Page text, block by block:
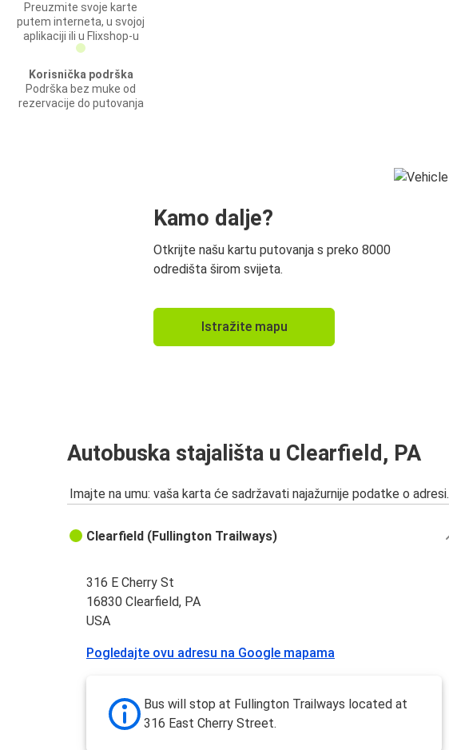
Preuzmite svoje karte
putem interneta, u svojoj
aplikaciji ili u Flixshop-u
Korisnička podrška
Podrška bez muke od
rezervacije do putovanja
Kamo dalje?
Otkrijte našu kartu putovanja s preko 8000
odredišta širom svijeta.
Istražite mapu
Autobuska stajališta u Clearfield, PA
Imajte na umu: vaša karta će sadržavati najažurnije podatke o adresi.
Clearfield (Fullington Trailways)
316 E Cherry St
16830 Clearfield, PA
USA
Pogledajte ovu adresu na Google mapama
Bus will stop at Fullington Trailways located at
316 East Cherry Street.